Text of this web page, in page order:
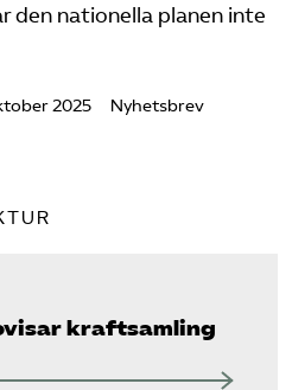
den nationella planen inte
2025 Nyhetsbrev
kraftsamling